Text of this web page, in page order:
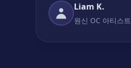
Liam K.
원신 OC 아티스트